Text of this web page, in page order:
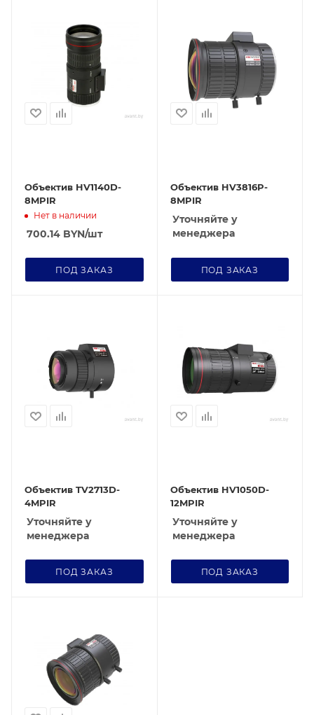
Объектив HV1140D-
8MPIR
Нет в наличии
700.14 BYN/шт
ПОД ЗАКАЗ
Объектив HV3816P-
8MPIR
Уточняйте у
менеджера
ПОД ЗАКАЗ
Объектив TV2713D-
4MPIR
Уточняйте у
менеджера
ПОД ЗАКАЗ
Объектив HV1050D-
12MPIR
Уточняйте у
менеджера
ПОД ЗАКАЗ